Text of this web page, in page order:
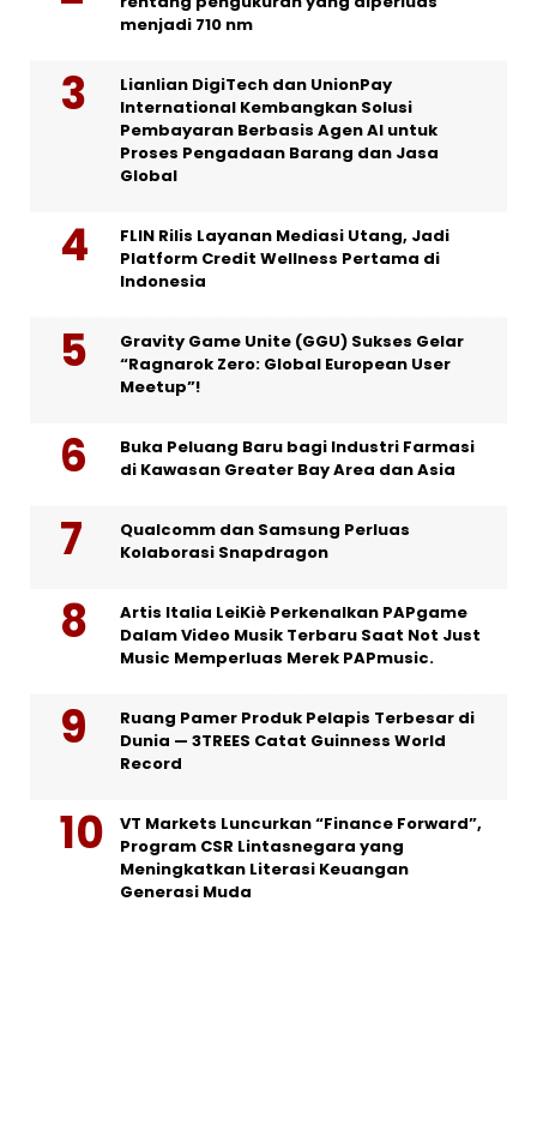
menjadi 710 nm
Lianlian DigiTech dan UnionPay
International Kembangkan Solusi
Pembayaran Berbasis Agen AI untuk
Proses Pengadaan Barang dan Jasa
Global
FLIN Rilis Layanan Mediasi Utang, Jadi
Platform Credit Wellness Pertama di
Indonesia
Gravity Game Unite (GGU) Sukses Gelar
“Ragnarok Zero: Global European User
Meetup”!
Buka Peluang Baru bagi Industri Farmasi
di Kawasan Greater Bay Area dan Asia
Qualcomm dan Samsung Perluas
Kolaborasi Snapdragon
Artis Italia LeiKiè Perkenalkan PAPgame
Dalam Video Musik Terbaru Saat Not Just
Music Memperluas Merek PAPmusic.
Ruang Pamer Produk Pelapis Terbesar di
Dunia — 3TREES Catat Guinness World
Record
VT Markets Luncurkan “Finance Forward”,
Program CSR Lintasnegara yang
Meningkatkan Literasi Keuangan
Generasi Muda